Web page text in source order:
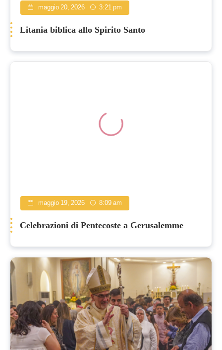
maggio 20, 2026 3:21 pm
Litania biblica allo Spirito Santo
maggio 19, 2026 8:09 am
Celebrazioni di Pentecoste a Gerusalemme